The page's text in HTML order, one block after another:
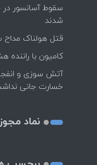
شدند
قتل هولناک
کامیون با
آتش سوزی و
خسارت جانی
نماد